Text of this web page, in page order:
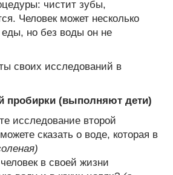
чистит зубы,
Человек может несколько
но без воды он не
своих исследований в
пробирки (выполняют дети)
исследование второй
сказать о воде, которая в
в своей жизни